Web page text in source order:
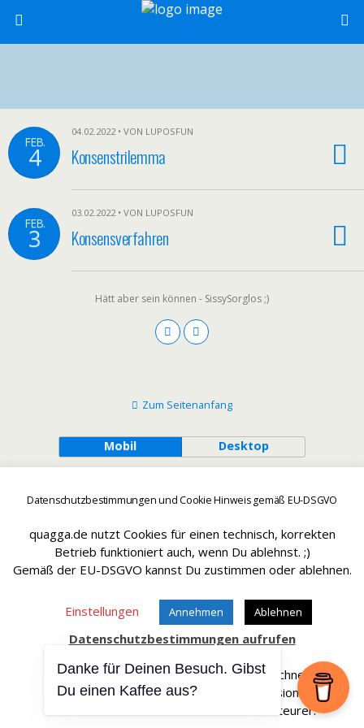
FEB.
4
04.02.2022 • VON LUPOSFUN
Konsenstrilemma
FEB.
3
03.02.2022 • VON LUPOSFUN
Konsensverfahren
Hätt aber sein können - SissySorglos ;)
Datenschutzbestimmungen und Cookie Hinweis gemäß EU-DSGVO
quagga.de nutzt Cookies für einen technisch, korrekten
Betrieb funktioniert auch, wenn Du ablehnst. ;)
Gemäß der EU-DSGVO kannst Du zustimmen oder ablehnen.
Einstellungen Annehmen Ablehnen
Datenschutzbestimmungen aufrufen
Affiliate Links sind mit einem * gekennteichnet.
Wir erhalten bei einem Kauf eine Provision.
Die Artikel werden für Dich dadurch nicht teurer.
Zum Seitenanfang
Mobil Desktop
Danke für Deinen Besuch. Gibst
Du einen Kaffee aus?